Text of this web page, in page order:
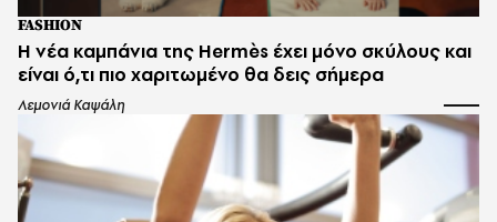
FASHION
Η νέα καμπάνια της Hermès έχει μόνο σκύλους και
είναι ό,τι πιο χαριτωμένο θα δεις σήμερα
Λεμονιά Καψάλη